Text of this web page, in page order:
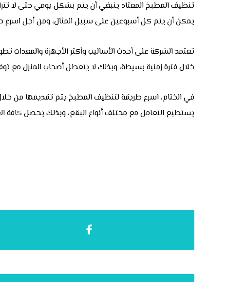
تنظيف المطبخ المعتاد ينبغي أن يتم بشكل يومي حتى لا
يمكن أن يتم كل أسبوعين على سبيل المثال، ومن أجل اسرع
تعتمد الشركة على أحدث الأساليب وأكثر الأجهزة والمعدات
خلال فترة زمنية بسيطة، وبذلك لا يتعطل أصحاب المنزل مع
في الختام، اسرع طريقة لتنظيف المطبخ يتم تقديمها من
يستطيع التعامل مع مختلف أنواع البقع، وبذلك يحصل كافة